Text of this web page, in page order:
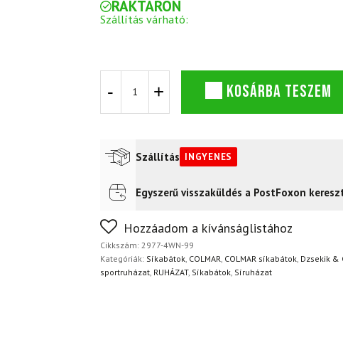
RAKTÁRON
Szállítás várható:
síkabát
KOSÁRBA TESZEM
Szállítás INGYENES
Futár a címreIngyenes
FoxPost
Egyszerű visszaküldés a PostFoxon
Nem biztos a választásában? Semmi gond – a
napon belül, indoklás nélkül.
Hozzáadom a kívánságlistához
Cikkszám: 2977-4WN-99
Kategóriák: Síkabátok, COLMAR COLMAR síkabátok, Dzsekik &
sportruházat, RUHÁZAT, Síkabátok, Síruházat